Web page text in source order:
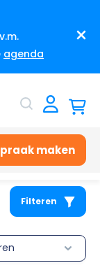
agenda
maken
Filteren